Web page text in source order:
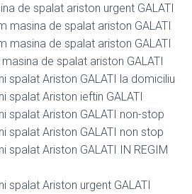
de spalat ariston urgent GALATI
masina de spalat ariston GALATI
masina de spalat ariston GALATI
de spalat ariston GALATI
spalat Ariston GALATI la domiciliu
spalat Ariston ieftin GALATI
spalat Ariston GALATI non-stop
spalat Ariston GALATI non stop
spalat Ariston GALATI IN REGIM
spalat Ariston urgent GALATI